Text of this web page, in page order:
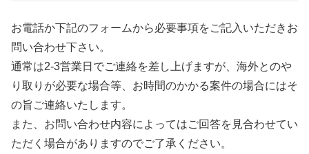
お電話か下記のフォームから必要事項をご記入いただきお
問い合わせ下さい。
通常は2-3営業日でご連絡を差し上げますが、海外とのや
り取りが必要な場合等、お時間のかかる案件の場合にはそ
の旨ご連絡いたします。
また、お問い合わせ内容によってはご回答を見合わせてい
ただく場合がありますのでご了承ください。